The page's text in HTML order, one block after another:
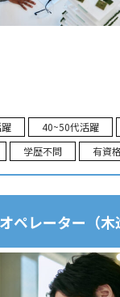
40~50代活躍
学歴不問 有資
ペレーター（